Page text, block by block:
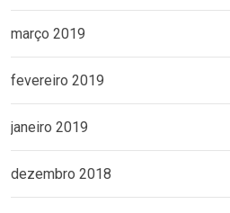
março 2019
fevereiro 2019
janeiro 2019
dezembro 2018